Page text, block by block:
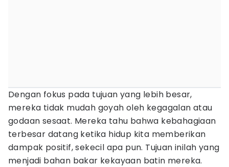
Dengan fokus pada tujuan yang lebih besar,
mereka tidak mudah goyah oleh kegagalan atau
godaan sesaat. Mereka tahu bahwa kebahagiaan
terbesar datang ketika hidup kita memberikan
dampak positif, sekecil apa pun. Tujuan inilah yang
menjadi bahan bakar kekayaan batin mereka.